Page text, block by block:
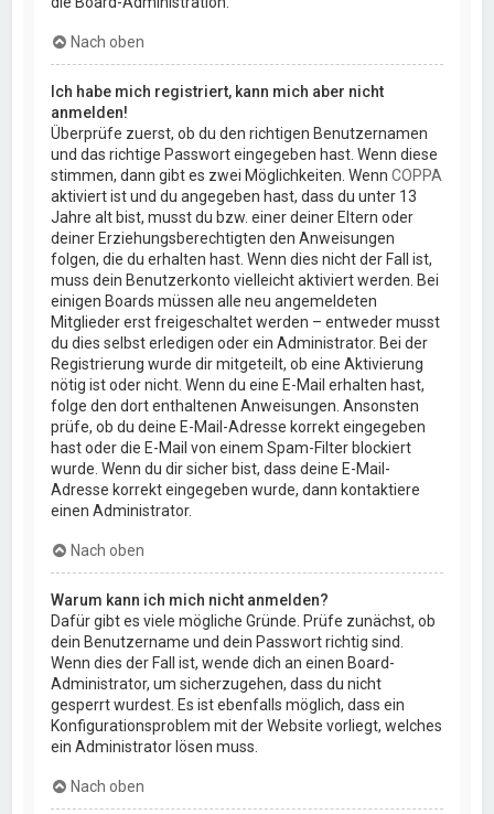
Nach oben
Ich habe mich registriert, kann mich aber nicht
anmelden!
Überprüfe zuerst, ob du den richtigen Benutzernamen
und das richtige Passwort eingegeben hast. Wenn diese
stimmen, dann gibt es zwei Möglichkeiten. WennCOPPA
aktiviert ist und du angegeben hast, dass du unter 13
Jahre alt bist, musst du bzw. einer deiner Eltern oder
deiner Erziehungsberechtigten den Anweisungen
folgen, die du erhalten hast. Wenn dies nicht der Fall ist,
muss dein Benutzerkonto vielleicht aktiviert werden. Bei
einigen Boards müssen alle neu angemeldeten
Mitglieder erst freigeschaltet werden – entweder musst
du dies selbst erledigen oder ein Administrator. Bei der
Registrierung wurde dir mitgeteilt, ob eine Aktivierung
nötig ist oder nicht. Wenn du eine E-Mail erhalten hast,
folge den dort enthaltenen Anweisungen. Ansonsten
prüfe, ob du deine E-Mail-Adresse korrekt eingegeben
hast oder die E-Mail von einem Spam-Filter blockiert
wurde. Wenn du dir sicher bist, dass deine E-Mail-
Adresse korrekt eingegeben wurde, dann kontaktiere
einen Administrator.
Nach oben
Warum kann ich mich nicht anmelden?
Dafür gibt es viele mögliche Gründe. Prüfe zunächst, ob
dein Benutzername und dein Passwort richtig sind.
Wenn dies der Fall ist, wende dich an einen Board-
Administrator, um sicherzugehen, dass du nicht
gesperrt wurdest. Es ist ebenfalls möglich, dass ein
Konfigurationsproblem mit der Website vorliegt, welches
ein Administrator lösen muss.
Nach oben